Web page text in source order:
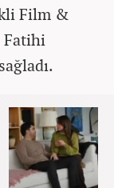
Film &
Fatihi